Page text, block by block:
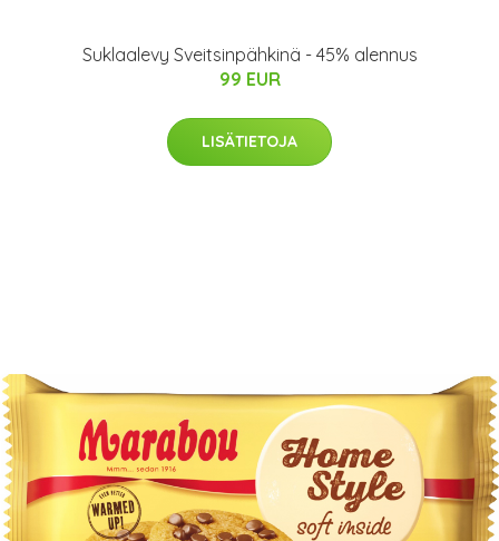
Suklaalevy Sveitsinpähkinä - 45% alennus
99 EUR
LISÄTIETOJA